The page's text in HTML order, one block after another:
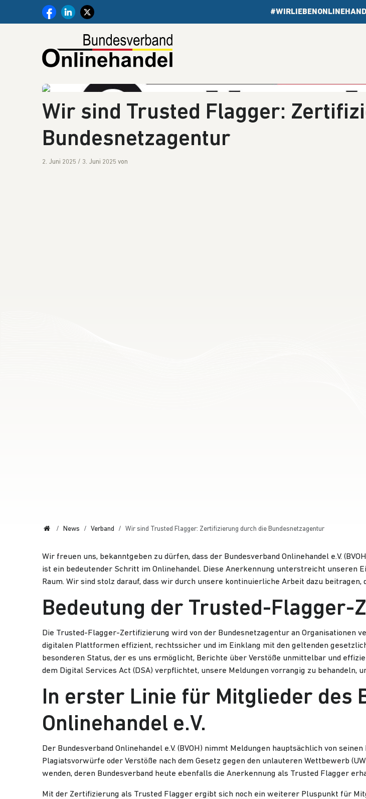
Weiter zum Inhalt
Wir sind Trusted Flagger:
Bundesnetzagentur
2. Juni 2025 / 3. Juni 2025 von
StartNews Verband Wir sind Trusted Flagger: Zertifizierung durch die Bundesnetzagentur
Wir freuen uns, bekanntgeben zu dürfen, dass der Bundesverband Onlinehandel e.V.
ist ein bedeutender Schritt im Onlinehandel. Diese Anerkennung unterstreicht unseren
Raum. Wir sind stolz darauf, dass wir durch unsere kontinuierliche Arbeit dazu
Bedeutung der Trusted-Flagger-
Die Trusted-Flagger-Zertifizierung wird von der Bundesnetzagentur an Organisationen
digitalen Plattformen effizient, rechtssicher und im Einklang mit den geltenden
besonderen Status, der es uns ermöglicht, Berichte über Verstöße unmittelbar und
dem Digital Services Act (DSA) verpflichtet, unsere Meldungen vorrangig zu behandeln,
In erster Linie für Mitglieder des
Onlinehandel e.V.
Der Bundesverband Onlinehandel e.V. (BVOH) nimmt Meldungen hauptsächlich von
Plagiatsvorwürfe oder Verstöße nach dem Gesetz gegen den unlauteren Wettbewerb
wenden, deren Bundesverband heute ebenfalls die Anerkennung als Trusted Flagger
Mit der Zertifizierung als Trusted Flagger ergibt sich noch ein weiterer Pluspunkt für